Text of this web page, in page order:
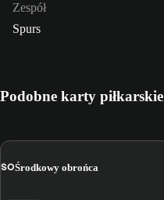
Zespół
Spurs
Podobne karty piłkarskie
ŚOŚrodkowy obrońca